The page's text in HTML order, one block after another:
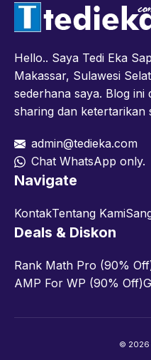
Hello.. Saya Tedi Eka
Makassar, Sulawesi
sederhana saya. Blog ini
sharing dan ketertarikan
admin@tedieka.com
Chat WhatsApp only.
Navigate
KontakTentang Kami
Deals & Diskon
Rank Math Pro (90%
AMP For WP (90% Off)
© 2026